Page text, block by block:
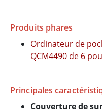
Produits phares
Ordinateur de
QCM4490 de 6
Principales
Couverture de